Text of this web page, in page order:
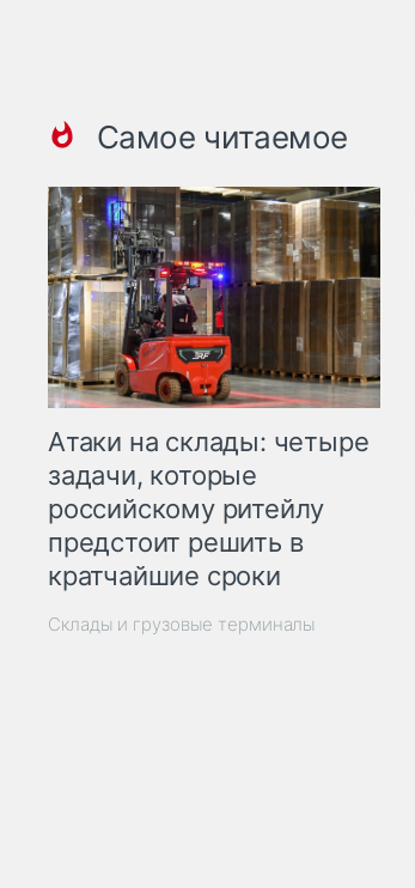
Самое читаемое
Атаки на склады: четыре
задачи, которые
российскому ритейлу
предстоит решить в
кратчайшие сроки
Склады и грузовые терминалы